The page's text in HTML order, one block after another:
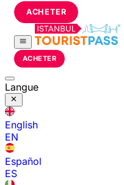
ACHETER
ACHETER
Langue
English
EN
Español
ES